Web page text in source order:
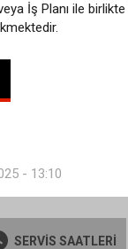
İş Planı ile
- 13:10
SERVİS SAATLERİ